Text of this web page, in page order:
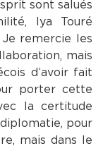
sont salués
Iya Touré
remercie les
mais
d’avoir fait
porter cette
la certitude
pour
mais dans le